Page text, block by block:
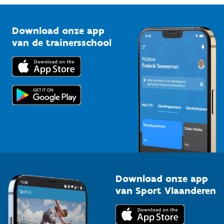
Bedrijven
Trainers en begeleiders
Topsporters
Vlaamse Trainersschool
Kennisplatform
Downloads
Voor de pers
Download onze app
van de trainersschool
Download onze app
van Sport Vlaanderen